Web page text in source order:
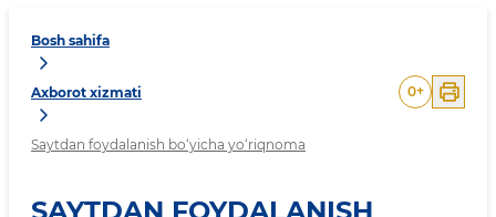
Bosh sahifa
Axborot xizmati
Saytdan foydalanish bo‘yicha yo‘riqnoma
0+